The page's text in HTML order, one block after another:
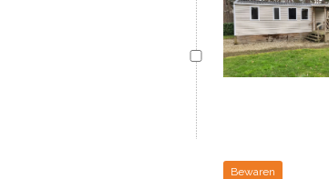
Bewaren